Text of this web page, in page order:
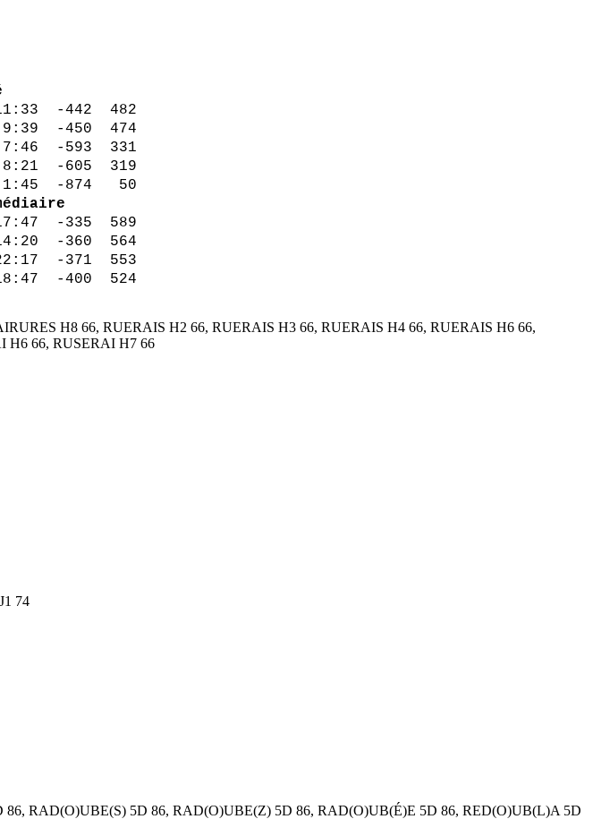
-442 482
-450 474
-593 331
-605 319
-874 50
-335 589
-360 564
-371 553
524
H8 66, RUERAIS H2 66, RUERAIS H3 66, RUERAIS H4 66, RUERAIS H6 66,
H6 66, RUSERAI H7 66
74
RAD(O)UBE(S) 5D 86, RAD(O)UBE(Z) 5D 86, RAD(O)UB(É)E 5D 86, RED(O)UB(L)A 5D